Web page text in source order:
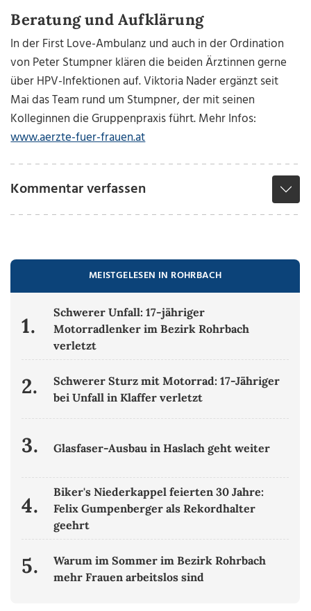
Beratung und Aufklärung
In der First Love-Ambulanz und auch in der Ordination
von Peter Stumpner klären die beiden Ärztinnen gerne
über HPV-Infektionen auf. Viktoria Nader ergänzt seit
Mai das Team rund um Stumpner, der mit seinen
Kolleginnen die Gruppenpraxis führt. Mehr Infos:
www.aerzte-fuer-frauen.at
Kommentar verfassen
MEISTGELESEN IN ROHRBACH
1.
Schwerer Unfall: 17-jähriger
Motorradlenker im Bezirk Rohrbach
verletzt
2.
Schwerer Sturz mit Motorrad: 17-Jähriger
bei Unfall in Klaffer verletzt
3. Glasfaser-Ausbau in Haslach geht weiter
4.
Biker's Niederkappel feierten 30 Jahre:
Felix Gumpenberger als Rekordhalter
geehrt
5.
Warum im Sommer im Bezirk Rohrbach
mehr Frauen arbeitslos sind